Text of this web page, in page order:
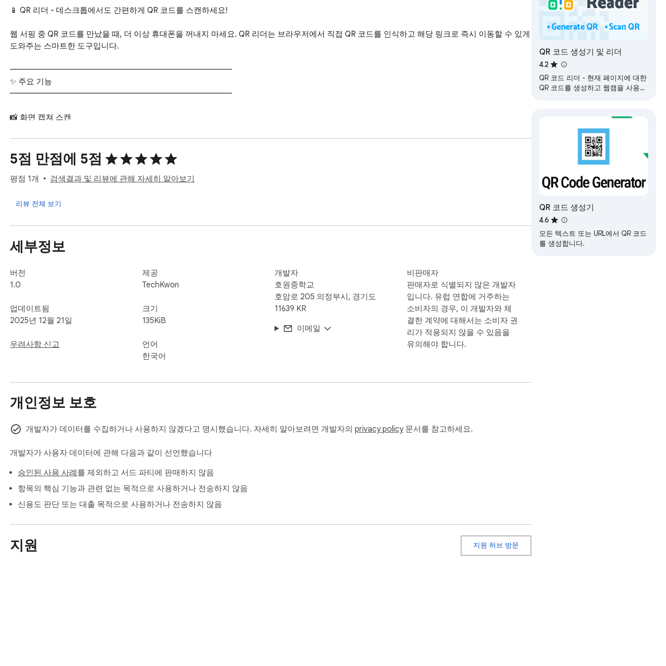
📱 QR 리더 - 데스크톱에서도 간편하게 QR 코드를 스캔하세요!
웹 서핑 중 QR 코드를 만났을 때, 더 이상 휴대폰을 꺼내지 마세요. QR 리더는 브라우저에서 직접 QR 코드를 인식하고 해당 링크로 즉시 이동할 수 있게
도와주는 스마트한 도구입니다.
━━━━━━━━━━━━━━━━━━━━━━━━━━━━
✨ 주요 기능
━━━━━━━━━━━━━━━━━━━━━━━━━━━━
📸 화면 캡쳐 스캔
• 화면 내 QR 코드를 자동으로 찾아서 인식
• 인식 결과를 바로 확인하고 클릭 한 번으로 이동
📁 이미지 파일 업로드
• PNG, JPG, WEBP 등 다양한 이미지 형식 지원
• 스캔한 모든 QR 코드의 기록을 자동 저장
• 클릭 한 번으로 이전 사이트 재방문
• 모든 데이터는 브라우저 내 로컬에만 저장
• 외부 서버로 데이터 전송 없음
━━━━━━━━━━━━━━━━━━━━━━━━━━━━
• 세련된 다크 테마 기반의 현대적 UI
• 깔끔하고 읽기 쉬운 레이아웃
━━━━━━━━━━━━━━━━━━━━━━━━━━━━
━━━━━━━━━━━━━━━━━━━━━━━━━━━━
• 웹사이트나 문서에서 QR 코드를 자주 접하시는 분
• 휴대폰 없이 데스크톱에서 QR 코드를 읽고 싶으신 분
• QR 코드 링크를 기록으로 남기고 싶으신 분
5점 만점에 5점
평점 1개 검색결과 및 리뷰에 관해 자세히 알아보기
리뷰 전체 보기
세부정보
버전
1.0
업데이트됨
2025년 12월 21일
우려사항 신고
제공
TechKwon
크기
135KiB
언어
한국어
개발자
호원중학교
호암로 205 의정부시, 경기도
11639 KR
이메일
비판매자
판매자로 식별되지 않은 개발자
입니다. 유럽 연합에 거주하는
소비자의 경우, 이 개발자와 체
결한 계약에 대해서는 소비자 권
리가 적용되지 않을 수 있음을
유의해야 합니다.
개인정보 보호
개발자가 데이터를 수집하거나 사용하지 않겠다고 명시했습니다. 자세히 알아보려면 개발자의 privacy policy문서를 참고하세요.
개발자가 사용자 데이터에 관해 다음과 같이 선언했습니다
승인된 사용 사례 를 제외하고 서드 파티에 판매하지 않음
항목의 핵심 기능과 관련 없는 목적으로 사용하거나 전송하지 않음
신용도 판단 또는 대출 목적으로 사용하거나 전송하지 않음
지원 지원 허브 방문
QR 코드 생성기 및 리더
4.2
QR 코드 리더 - 현재 페이지에 대한
QR 코드를 생성하고 웹캠을 사용하
QR 코드 생성기
4.6
모든 텍스트 또는 URL에서 QR 코드
를 생성합니다.